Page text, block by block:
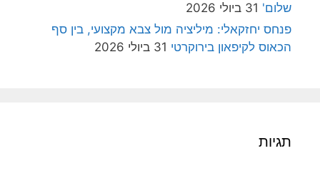
שלום' 31 ביולי 2026
פנחס יחזקאלי: מיליציה מול צבא מקצועי, בין סף
הכאוס לקיפאון בירוקרטי 31 ביולי 2026
תגיות